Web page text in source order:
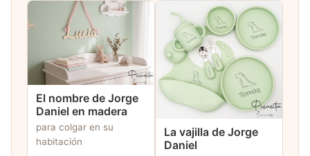
El nombre de Jorge
Daniel en madera
para colgar en su
habitación
La vajilla de Jorge
Daniel